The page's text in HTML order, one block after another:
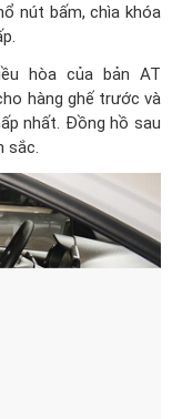
nút bấm, chìa khóa
hòa của bản AT
hàng ghế trước và
nhất. Đồng hồ sau
sắc.